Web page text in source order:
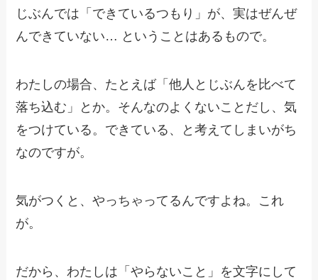
じぶんでは「できているつもり」が、実はぜんぜ
んできていない… ということはあるもので。
わたしの場合、たとえば「他人とじぶんを比べて
落ち込む」とか。そんなのよくないことだし、気
をつけている。できている、と考えてしまいがち
なのですが。
気がつくと、やっちゃってるんですよね。これ
が。
だから、わたしは「やらないこと」を文字にして